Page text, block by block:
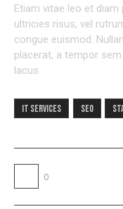
Etiam vitae leo et diam
ultricies risus, vel
congue euismod.
placerat, a tempor
lacus.
IT services Seo
0